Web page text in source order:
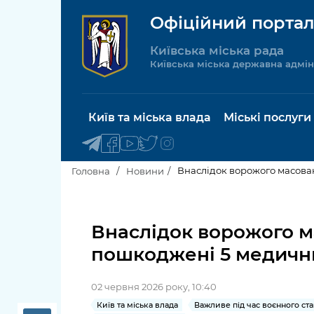
Офіційний
Київська міська рада
Київська міська державна
Київ та міська влада
Київська міська рада
Керівництво КМДА
Міські послуги
послуги
Пільги,
Паспорт,
Головна Новини Внаслідок ворожого
Внаслідок ворожого
пошкоджені 5
02 червня 2026 року, 10:40
Київ та міська влада Важливе під час воєнного